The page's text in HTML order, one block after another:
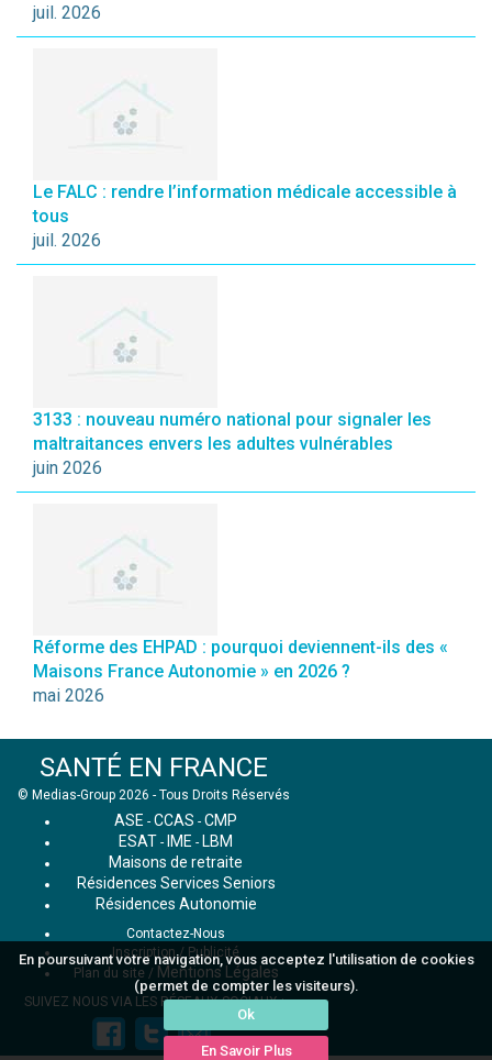
En poursuivant votre navigation, vous acceptez l'utilisation de cookies
(permet de compter les visiteurs).
Ok
En Savoir Plus
juil. 2026
Le FALC : rendre l’information médicale accessible à
tous
juil. 2026
3133 : nouveau numéro national pour signaler les
maltraitances envers les adultes vulnérables
juin 2026
Réforme des EHPAD : pourquoi deviennent-ils des «
Maisons France Autonomie » en 2026 ?
mai 2026
SANTÉ EN FRANCE
© Medias-Group 2026 - Tous Droits Réservés
ASE - CCAS - CMP
ESAT - IME - LBM
Maisons de retraite
Résidences Services Seniors
Résidences Autonomie
Contactez-Nous
Inscription / Publicité
Plan du site / Mentions Légales
SUIVEZ NOUS VIA LES RÉSEAUX SOCIAUX :